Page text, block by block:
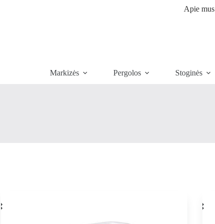
Apie mus
Markizės Pergolos Stoginės